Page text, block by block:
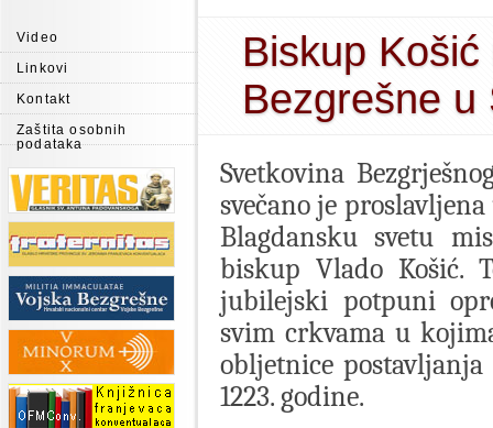
Video
Linkovi
Kontakt
Zaštita osobnih
podataka
Biskup
Bezgrešne u
Svetkovina
svečano je
Blagdansku svetu
biskup Vlado Košić.
jubilejski potpuni
svim crkvama u
obljetnice
1223. godine.